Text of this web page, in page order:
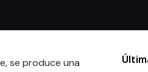
se produce una